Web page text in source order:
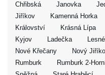
Chřibská
Janovka
Jiříkov
Kamenná Horka
Království
Krásná Lípa
Kyjov
Ladečka Lesné
Nové Křečany
Nový
Rumburk
Rumburk 2-